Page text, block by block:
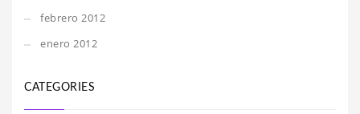
febrero 2012
enero 2012
CATEGORIES